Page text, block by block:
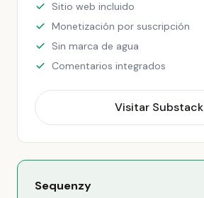
Sitio web incluido
Monetización por suscripción
Sin marca de agua
Comentarios integrados
Visitar Substack
Sequenzy